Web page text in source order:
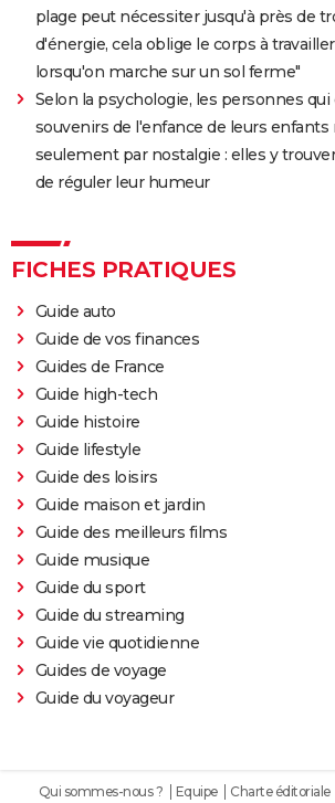
plage peut nécessiter jusqu'à près de
d'énergie, cela oblige le corps à
lorsqu'on marche sur un sol ferme"
Selon la psychologie, les personnes
souvenirs de l'enfance de leurs enfants
seulement par nostalgie : elles y
de réguler leur humeur
FICHES PRATIQUES
Guide auto
Guide de vos finances
Guides de France
Guide high-tech
Guide histoire
Guide lifestyle
Guide des loisirs
Guide maison et jardin
Guide des meilleurs films
Guide musique
Guide du sport
Guide du streaming
Guide vie quotidienne
Guides de voyage
Guide du voyageur
Qui sommes-nous ? Equipe Charte éditoriale